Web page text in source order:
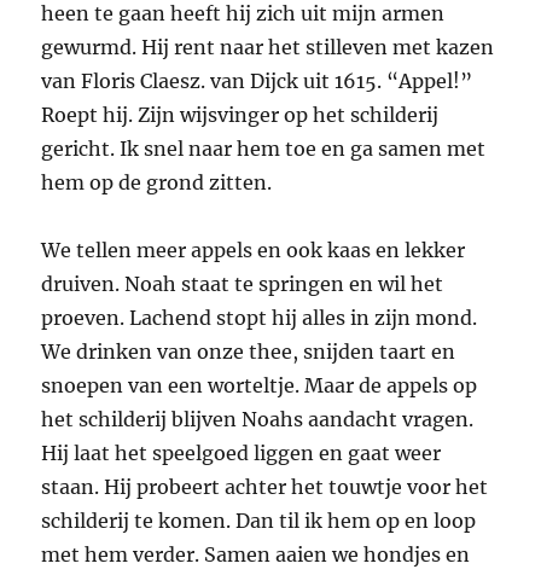
heen te gaan heeft hij zich uit mijn armen
gewurmd. Hij rent naar het stilleven met kazen
van Floris Claesz. van Dijck uit 1615. “Appel!”
Roept hij. Zijn wijsvinger op het schilderij
gericht. Ik snel naar hem toe en ga samen met
hem op de grond zitten.
We tellen meer appels en ook kaas en lekker
druiven. Noah staat te springen en wil het
proeven. Lachend stopt hij alles in zijn mond.
We drinken van onze thee, snijden taart en
snoepen van een worteltje. Maar de appels op
het schilderij blijven Noahs aandacht vragen.
Hij laat het speelgoed liggen en gaat weer
staan. Hij probeert achter het touwtje voor het
schilderij te komen. Dan til ik hem op en loop
met hem verder. Samen aaien we hondjes en